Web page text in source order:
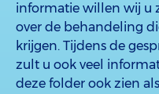
informatie willen wij u
over de behandeling
krijgen. Tijdens de
zult u ook veel
deze folder ook zien